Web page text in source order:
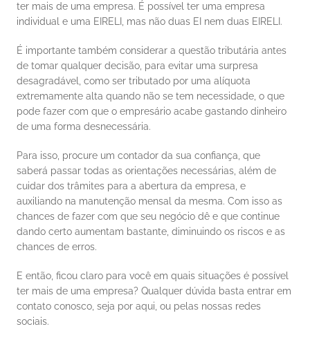
ter mais de uma empresa. É possível ter uma empresa
individual e uma EIRELI, mas não duas EI nem duas EIRELI.
É importante também considerar a questão tributária antes
de tomar qualquer decisão, para evitar uma surpresa
desagradável, como ser tributado por uma alíquota
extremamente alta quando não se tem necessidade, o que
pode fazer com que o empresário acabe gastando dinheiro
de uma forma desnecessária.
Para isso, procure um contador da sua confiança, que
saberá passar todas as orientações necessárias, além de
cuidar dos trâmites para a abertura da empresa, e
auxiliando na manutenção mensal da mesma. Com isso as
chances de fazer com que seu negócio dê e que continue
dando certo aumentam bastante, diminuindo os riscos e as
chances de erros.
E então, ficou claro para você em quais situações é possível
ter mais de uma empresa? Qualquer dúvida basta entrar em
contato conosco, seja por aqui, ou pelas nossas redes
sociais.